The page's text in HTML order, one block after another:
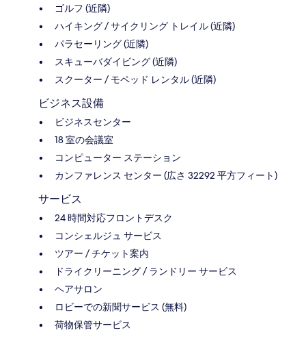
ゴルフ (近隣)
ハイキング / サイクリング トレイル (近隣)
パラセーリング (近隣)
スキューバダイビング (近隣)
スクーター / モペッド レンタル (近隣)
ビジネス設備
ビジネスセンター
18 室の会議室
コンピューター ステーション
カンファレンス センター (広さ 32292 平方フィート)
サービス
24 時間対応フロントデスク
コンシェルジュ サービス
ツアー / チケット案内
ドライクリーニング / ランドリー サービス
ヘアサロン
ロビーでの新聞サービス (無料)
荷物保管サービス